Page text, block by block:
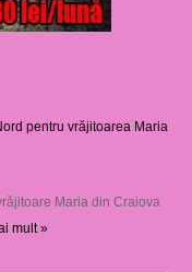
pentru vrăjitoarea Maria
Maria din Craiova
mult »